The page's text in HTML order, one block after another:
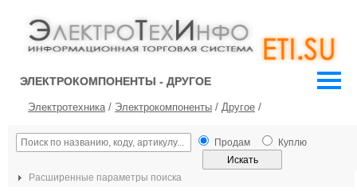
ЭЛЕКТРОКОМПОНЕНТЫ - ДРУГОЕ
Электротехника/ Электрокомпоненты / Другое /
Продам Куплю
Расширенные параметры поиска